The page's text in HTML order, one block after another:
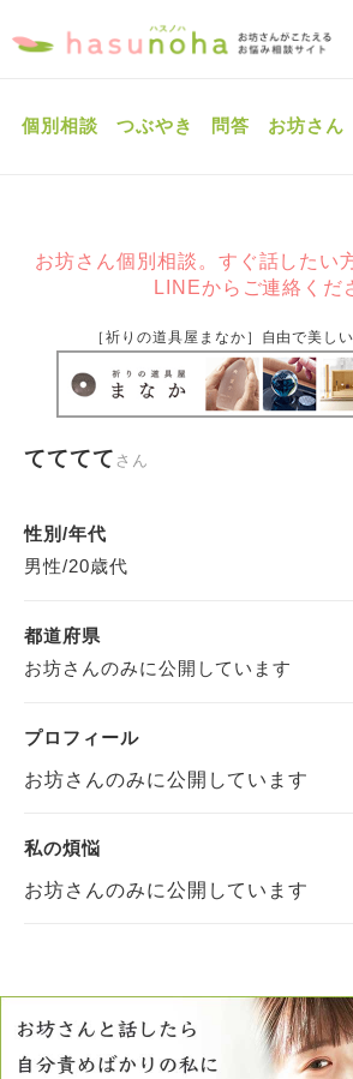
個別相談 つぶやき 問答 お坊さん
お坊さん個別相談。すぐ話したい
LINEからご連絡くだ
［祈りの道具屋まなか］自由で美し
てててて さん
性別/年代
男性/20歳代
都道府県
お坊さんのみに公開しています
プロフィール
お坊さんのみに公開しています
私の煩悩
お坊さんのみに公開しています